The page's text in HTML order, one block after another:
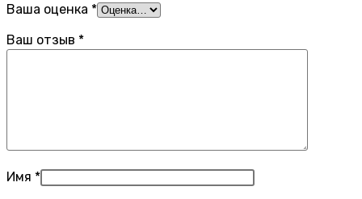
Ваша оценка *
Ваш отзыв *
Имя *